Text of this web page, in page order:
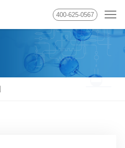
400-625-0567